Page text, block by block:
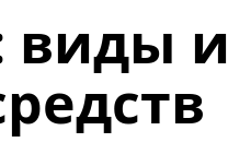
виды и